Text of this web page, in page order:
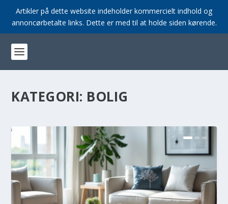
Artikler på dette website indeholder kommercielt indhold og
annoncørbetalte links. Dette er med til at holde siden kørende.
KATEGORI: BOLIG